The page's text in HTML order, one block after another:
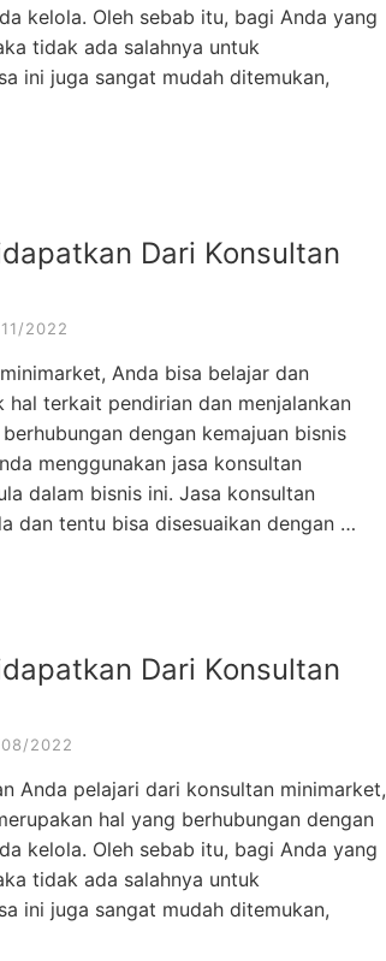
kelola. Oleh sebab itu, bagi Anda yang
tidak ada salahnya untuk
ini juga sangat mudah ditemukan,
Dari Konsultan
2022
Anda bisa belajar dan
terkait pendirian dan menjalankan
dengan kemajuan bisnis
menggunakan jasa konsultan
dalam bisnis ini. Jasa konsultan
dan tentu bisa disesuaikan dengan …
Dari Konsultan
2022
Anda pelajari dari konsultan minimarket,
hal yang berhubungan dengan
kelola. Oleh sebab itu, bagi Anda yang
tidak ada salahnya untuk
ini juga sangat mudah ditemukan,